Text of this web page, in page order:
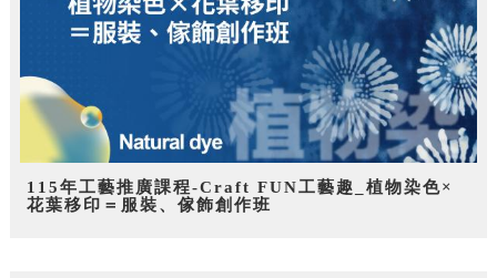
115年工藝推廣課程-Craft FUN工藝趣_植物染色×
花葉移印＝服裝、傢飾創作班